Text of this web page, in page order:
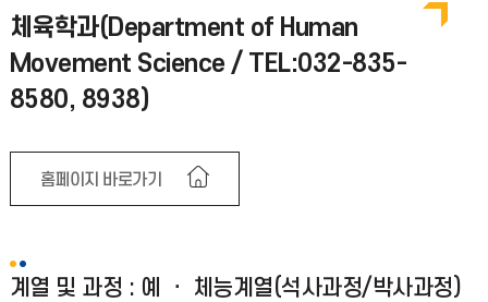
체육학과(Department of Human
Movement Science / TEL:032-835-
8580, 8938)
홈페이지 바로가기
계열 및 과정 : 예 ㆍ 체능계열(석사과정/박사과정)